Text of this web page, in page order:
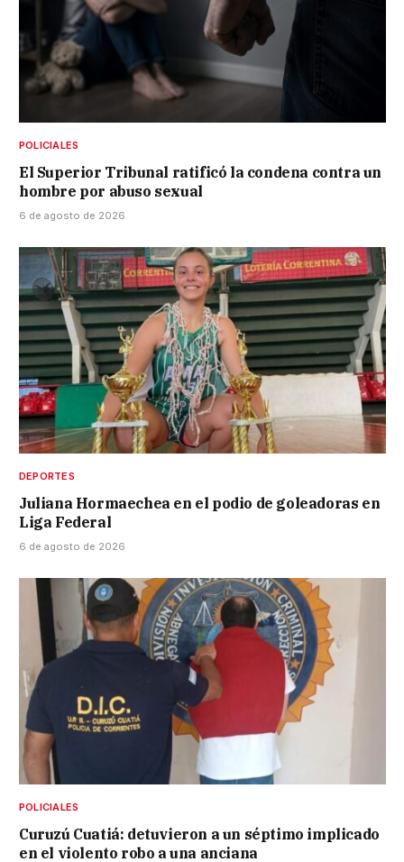
POLICIALES
El Superior Tribunal ratificó la condena contra un
hombre por abuso sexual
6 de agosto de 2026
DEPORTES
Juliana Hormaechea en el podio de goleadoras en
Liga Federal
6 de agosto de 2026
POLICIALES
Curuzú Cuatiá: detuvieron a un séptimo implicado
en el violento robo a una anciana